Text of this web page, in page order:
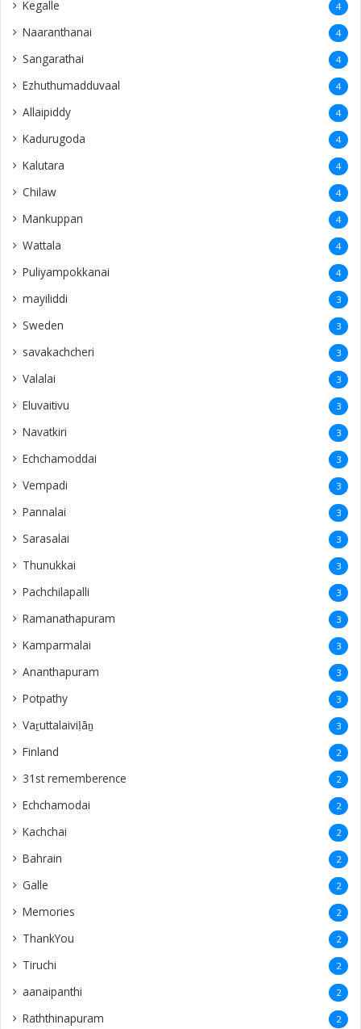
Kegalle 4
Naaranthanai 4
Sangarathai 4
Ezhuthumadduvaal 4
Allaipiddy 4
Kadurugoda 4
Kalutara 4
Chilaw 4
Mankuppan 4
Wattala 4
Puliyampokkanai 4
mayiliddi 3
Sweden 3
savakachcheri 3
Valalai 3
Eluvaitivu 3
Navatkiri 3
Echchamoddai 3
Vempadi 3
Pannalai 3
Sarasalai 3
Thunukkai 3
Pachchilapalli 3
Ramanathapuram 3
Kamparmalai 3
Ananthapuram 3
‎Potpathy 3
Vaṟuttalaiviḷāṉ 3
Finland 2
31st rememberence 2
Echchamodai 2
Kachchai 2
Bahrain 2
Galle 2
Memories 2
ThankYou 2
Tiruchi 2
aanaipanthi 2
Raththinapuram 2